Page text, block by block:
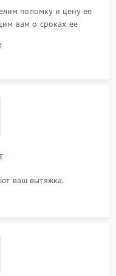
поломку и цену ее
вам о сроках ее
ваш вытяжка.